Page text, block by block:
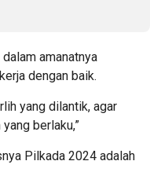
amanatnya
dengan baik.
yang dilantik, agar
berlaku,”
Pilkada 2024 adalah